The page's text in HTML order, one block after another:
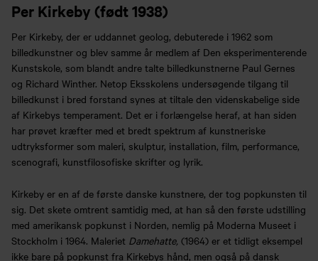
Per Kirkeby (født 1938)
Per Kirkeby, der er uddannet geolog, debuterede i 1962 som
billedkunstner og blev samme år medlem af Den eksperimenterende
Kunstskole, som blandt andre talte billedkunstnerne Paul Gernes
og Richard Winther. Netop Eksskolens undersøgende tilgang til
billedkunst i bred forstand synes at tiltale den videnskabelige side
af Kirkebys temperament. Det er i forlængelse heraf, at han siden
har prøvet kræfter med et bredt spektrum af kunstneriske
udtryksformer som maleri, skulptur, installation, film, performance,
scenografi, kunstfilosofiske skrifter og lyrik.
Kirkeby er en af de første danske kunstnere, der tog popkunsten til
sig. Det skete omtrent samtidig med, at han så den første udstilling
med amerikansk popkunst i Norden, nemlig på Moderna Museet i
Stockholm i 1964. Maleriet Damehatte, (1964) er et tidligt eksempel
ikke bare på popkunst fra Kirkebys hånd, men også på dansk